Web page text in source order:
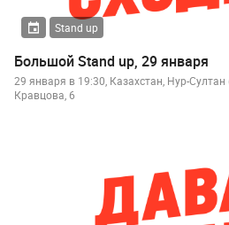
Stand up
Большой Stand up, 29 января
29 января в 19:30, Казахстан, Нур-
Кравцова, 6